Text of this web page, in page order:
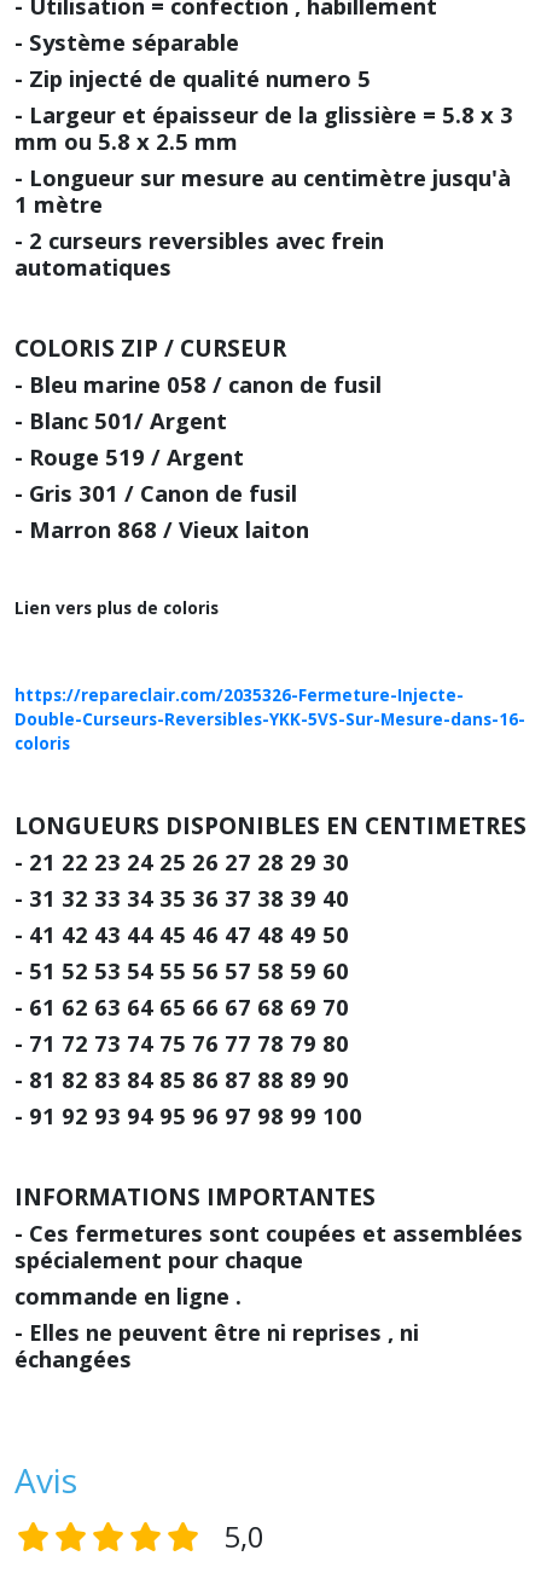
- Système séparable
- Zip injecté de qualité numero 5
- Largeur et épaisseur de la glissière = 5.8 x 3
mm ou 5.8 x 2.5 mm
- Longueur sur mesure au centimètre jusqu'à
1 mètre
- 2 curseurs reversibles avec frein
automatiques
COLORIS ZIP / CURSEUR
- Bleu marine 058 / canon de fusil
- Blanc 501/ Argent
- Rouge 519 / Argent
- Gris 301 / Canon de fusil
- Marron 868 / Vieux laiton
Lien vers plus de coloris
https://repareclair.com/2035326-Fermeture-Injecte-
Double-Curseurs-Reversibles-YKK-5VS-Sur-Mesure-dans-16-
coloris
LONGUEURS DISPONIBLES EN CENTIMETRES
- 21 22 23 24 25 26 27 28 29 30
- 31 32 33 34 35 36 37 38 39 40
- 41 42 43 44 45 46 47 48 49 50
- 51 52 53 54 55 56 57 58 59 60
- 61 62 63 64 65 66 67 68 69 70
- 71 72 73 74 75 76 77 78 79 80
- 81 82 83 84 85 86 87 88 89 90
- 91 92 93 94 95 96 97 98 99 100
INFORMATIONS IMPORTANTES
- Ces fermetures sont coupées et assemblées
spécialement pour chaque
commande en ligne .
- Elles ne peuvent être ni reprises , ni
échangées
Avis
5,0